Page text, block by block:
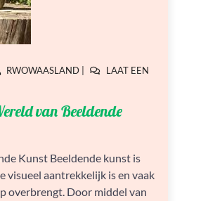
RWOWAASLAND
LAAT EEN
van Beeldende
Kunst Beeldende kunst is
visueel aantrekkelijk is en vaak
overbrengt. Door middel van